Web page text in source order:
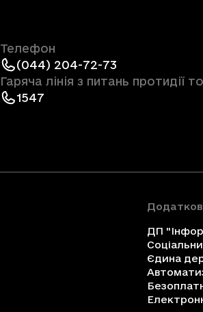
Телефон
(044) 204-72-73
Гаряча лінія з питань протидії
1547
ДП
Єдина